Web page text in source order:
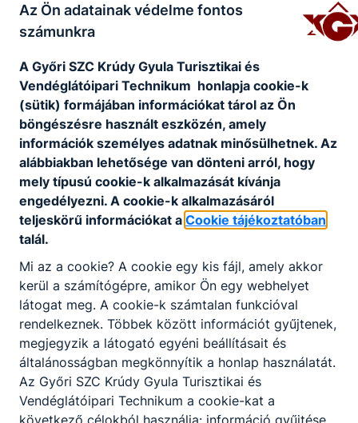
2026. január 9.
Időpont: 2026. jan. 9. 23:00
Áthelyezett munkanap január 2. helyett
Téli szünet SZÜNET
2025. december 19.
Időpont: 2025. dec. 19. 23:00- 2026. jan. 1. 23:00
Téli szünet
Karácsonyi ünnepség 11:00 ÜNNEPSÉG
Az Ön adatainak védelme fontos
számunkra
A Győri SZC Krúdy Gyula Turisztikai és
Vendéglátóipari Technikum honlapja cookie-k
(sütik) formájában információkat tárol az Ön
böngészésre használt eszközén, amely
információk személyes adatnak minősülhetnek. Az
alábbiakban lehetősége van dönteni arról, hogy
mely típusú cookie-k alkalmazását kívánja
engedélyezni. A cookie-k alkalmazásáról
teljeskörű információkat a Cookie tájékoztatóban
talál.
Mi az a cookie? A cookie egy kis fájl, amely akkor
kerül a számítógépre, amikor Ön egy webhelyet
látogat meg. A cookie-k számtalan funkcióval
rendelkeznek. Többek között információt gyűjtenek,
megjegyzik a látogató egyéni beállításait és
általánosságban megkönnyítik a honlap használatát.
Az Győri SZC Krúdy Gyula Turisztikai és
Vendéglátóipari Technikum a cookie-kat a